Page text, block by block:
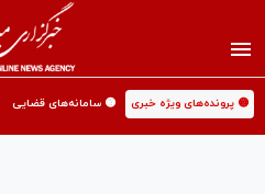
🟡 پرونده‌های ویژه خبری 🟡 سامانه‌های قضایی